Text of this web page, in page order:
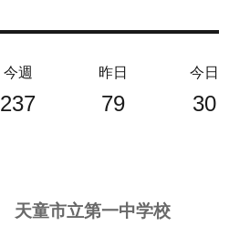
今週
237
昨日
79
今日
30
天童市立第一中学校